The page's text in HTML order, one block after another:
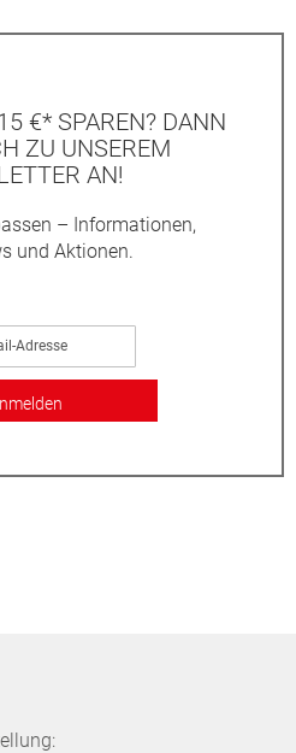
€* SPAREN? DANN
ZU UNSEREM
AN!
– Informationen,
und Aktionen.